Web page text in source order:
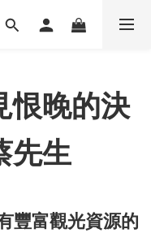
恨晚的決
先生
豐富觀光資源的